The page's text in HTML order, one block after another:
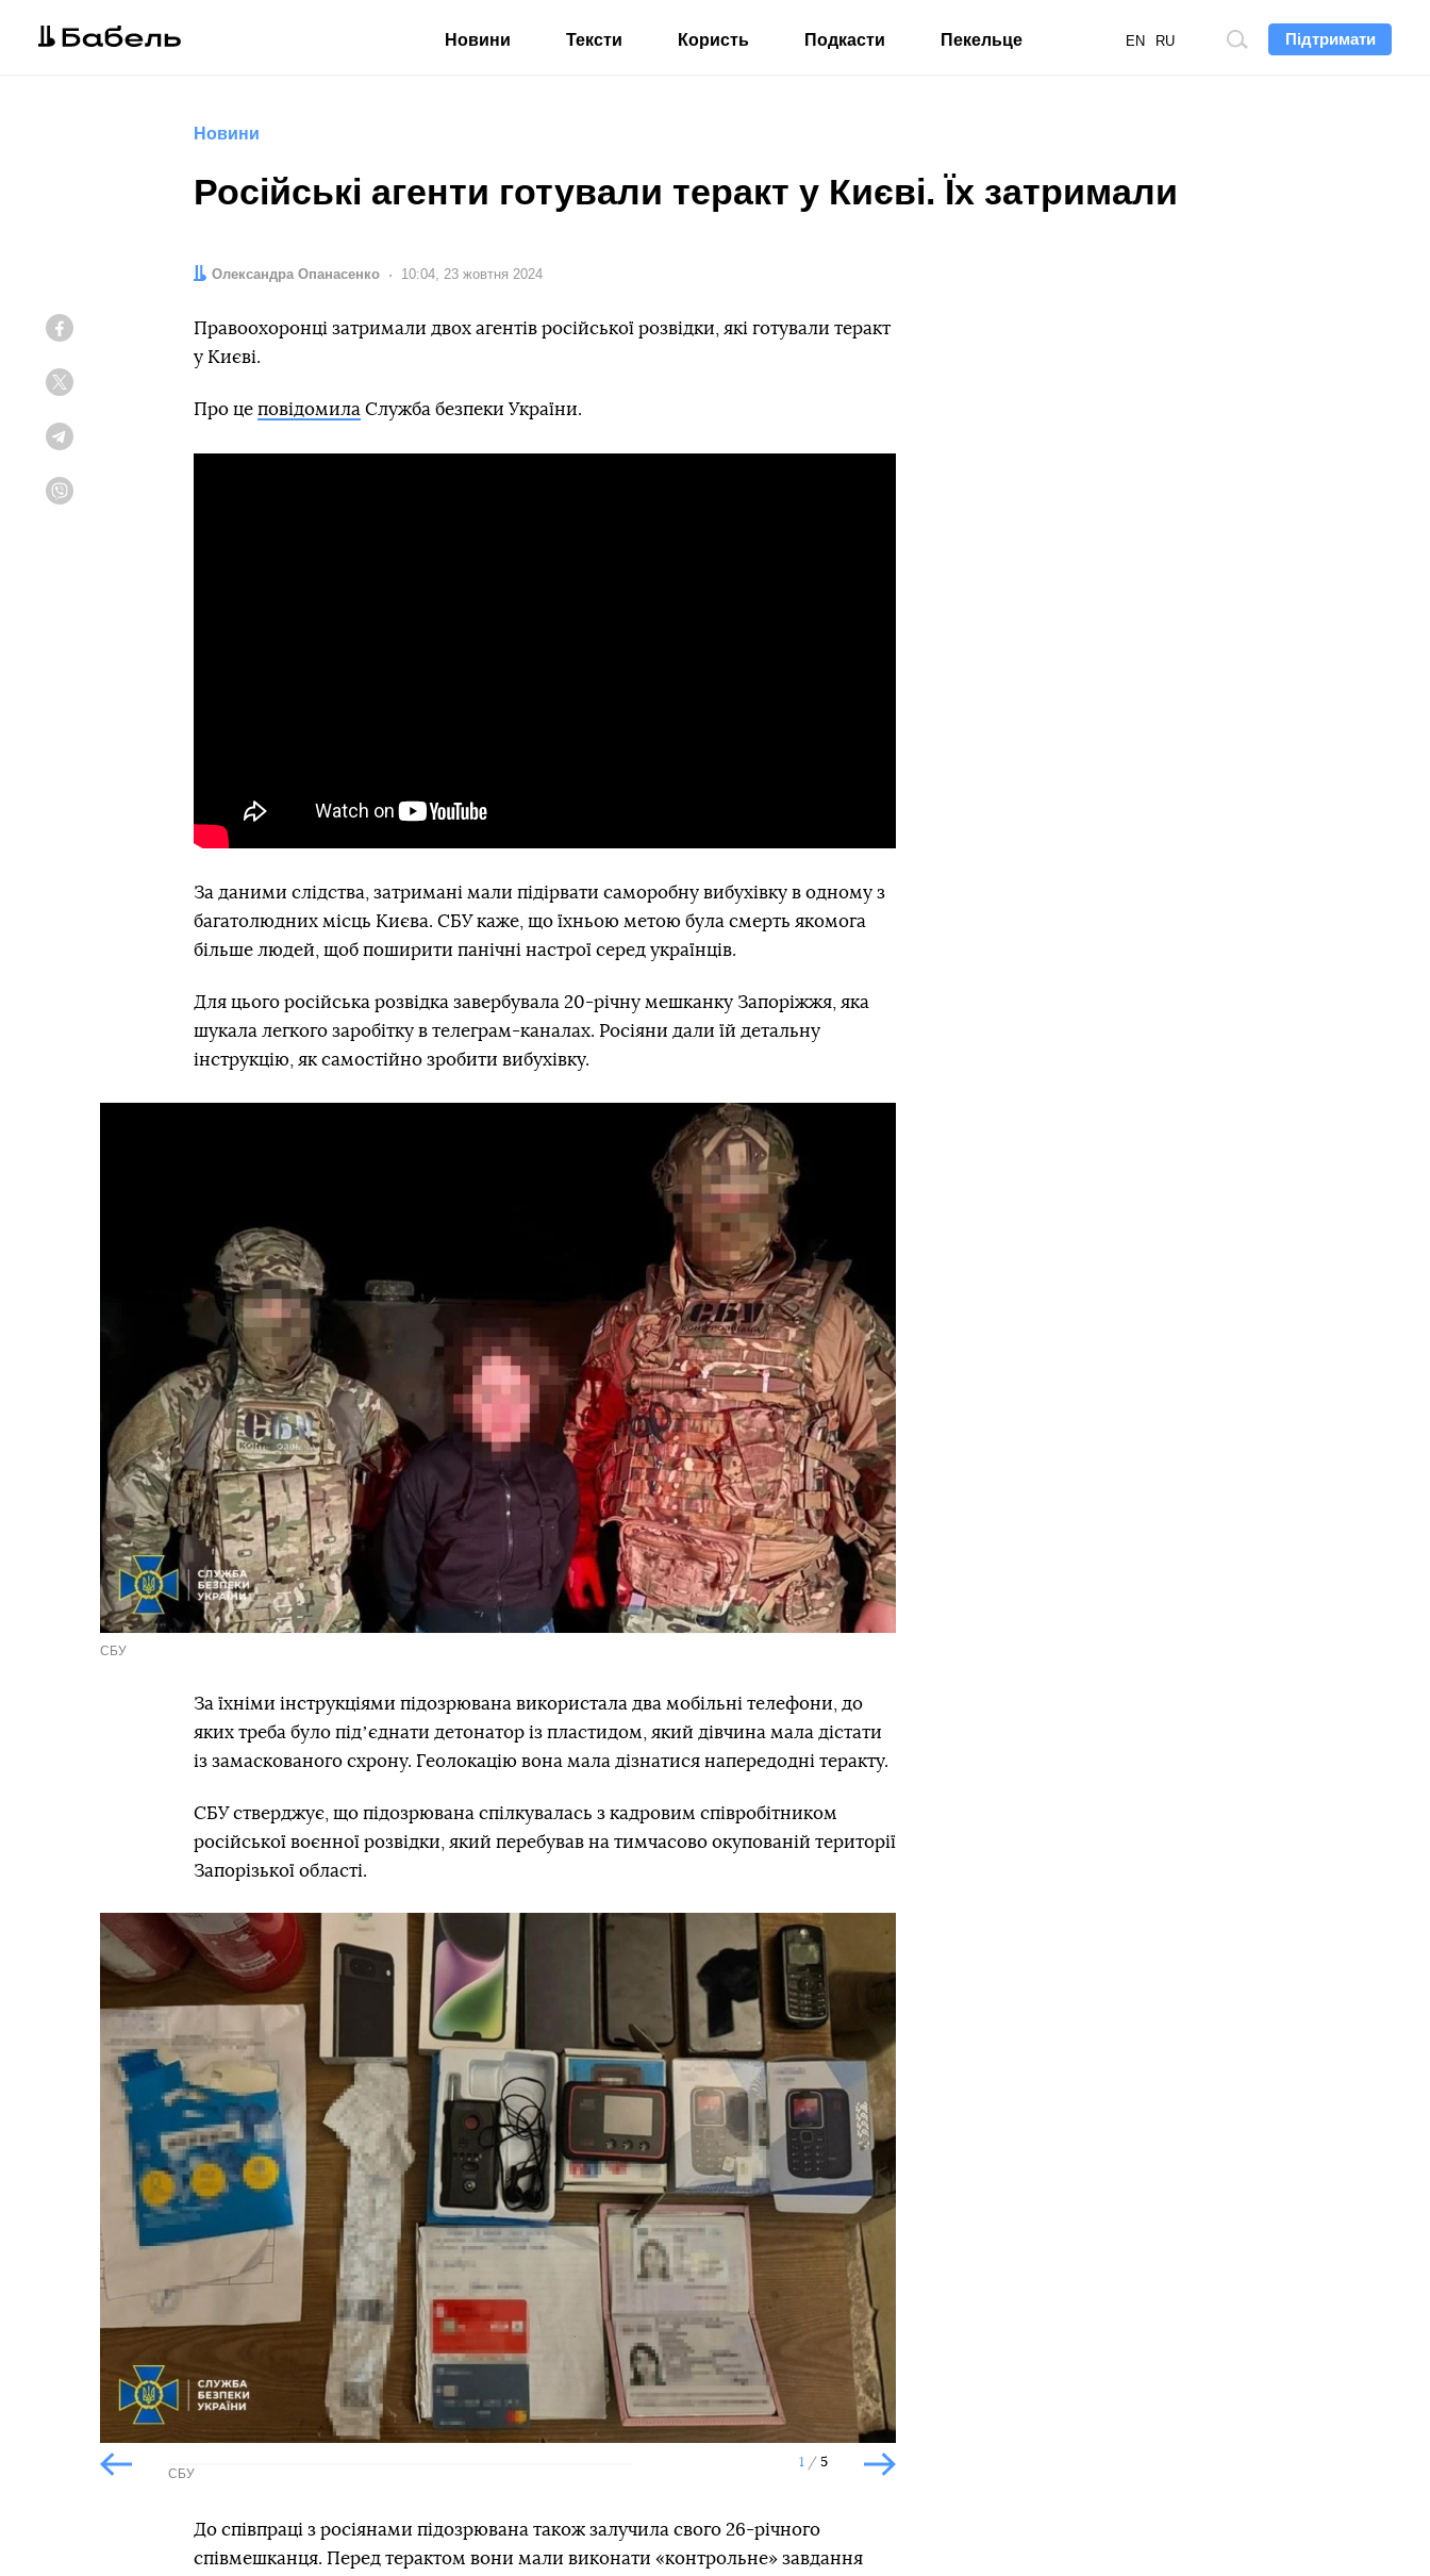
Підтримати
Пошук
EN RU
Новини Тексти Користь Подкасти Пекельце
Новини
Російські агенти готували теракт у Києві. Їх затримали
Автор:
Олександра Опанасенко Дата:
10:04, 23 жовтня 2024
Правоохоронці затримали двох агентів російської розвідки, які готували теракт
у Києві.
Про це повідомила Служба безпеки України.
За даними слідства, затримані мали підірвати саморобну вибухівку в одному з
багатолюдних місць Києва. СБУ каже, що їхньою метою була смерть якомога
більше людей, щоб поширити панічні настрої серед українців.
Для цього російська розвідка завербувала 20-річну мешканку Запоріжжя, яка
шукала легкого заробітку в телеграм-каналах. Росіяни дали їй детальну
інструкцію, як самостійно зробити вибухівку.
СБУ
За їхніми інструкціями підозрювана використала два мобільні телефони, до
яких треба було підʼєднати детонатор із пластидом, який дівчина мала дістати
із замаскованого схрону. Геолокацію вона мала дізнатися напередодні теракту.
СБУ стверджує, що підозрювана спілкувалась з кадровим співробітником
російської воєнної розвідки, який перебував на тимчасово окупованій території
Запорізької області.
1 5
Попередній слайд Наступний слайд
Попередній слайд Наступний слайд
СБУ
До співпраці з росіянами підозрювана також залучила свого 26-річного
співмешканця. Перед терактом вони мали виконати «контрольне» завдання